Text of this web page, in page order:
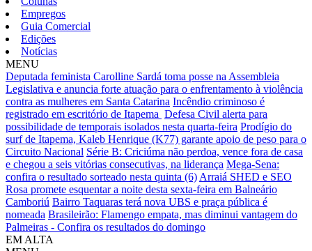
Empregos
Guia Comercial
Edições
Notícias
MENU
Deputada feminista Carolline Sardá toma posse na Assembleia
Legislativa e anuncia forte atuação para o enfrentamento à violência
contra as mulheres em Santa Catarina Incêndio criminoso é
registrado em escritório de Itapema Defesa Civil alerta para
possibilidade de temporais isolados nesta quarta-feira Prodígio do
surf de Itapema, Kaleb Henrique (K77) garante apoio de peso para o
Circuito Nacional Série B: Criciúma não perdoa, vence fora de casa
e chegou a seis vitórias consecutivas, na liderança Mega-Sena:
confira o resultado sorteado nesta quinta (6) Arraiá SHED e SEO
Rosa promete esquentar a noite desta sexta-feira em Balneário
Camboriú Bairro Taquaras terá nova UBS e praça pública é
nomeada Brasileirão: Flamengo empata, mas diminui vantagem do
Palmeiras - Confira os resultados do domingo
EM ALTA